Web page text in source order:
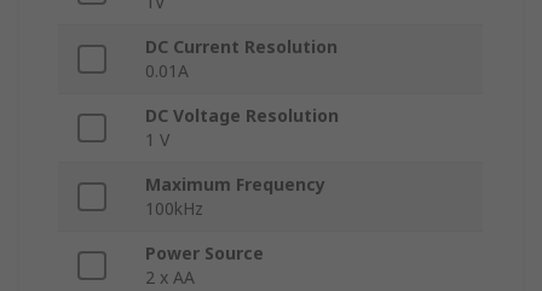
DC Current Resolution
0.01A
DC Voltage Resolution
1 V
Maximum Frequency
100kHz
Power Source
2 x AA